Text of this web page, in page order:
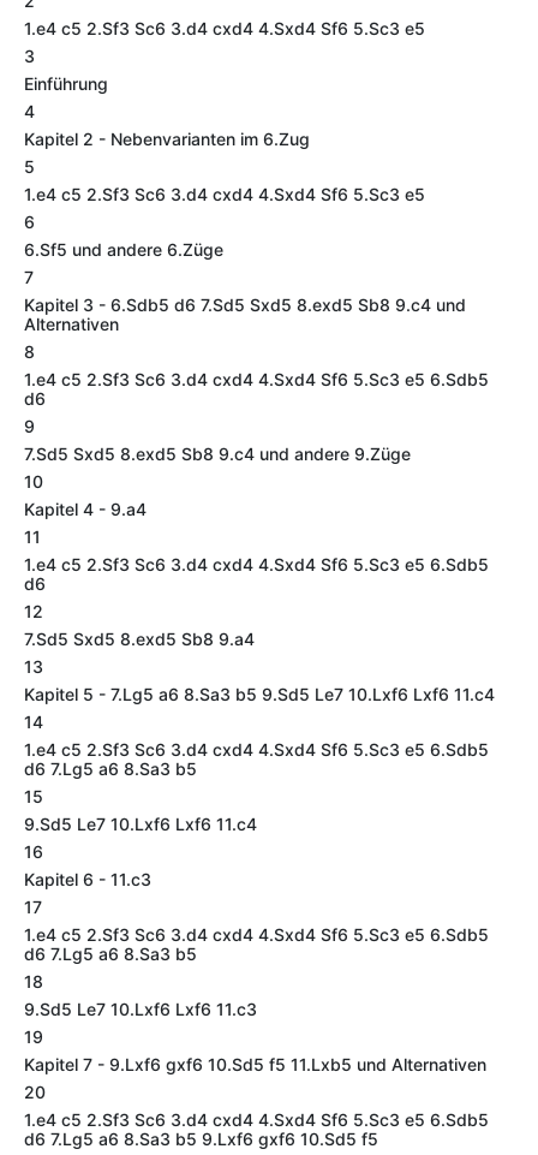
1.e4 c5 2.Sf3 Sc6 3.d4 cxd4 4.Sxd4 Sf6 5.Sc3 e5
3
Einführung
4
Kapitel 2 - Nebenvarianten im 6.Zug
5
1.e4 c5 2.Sf3 Sc6 3.d4 cxd4 4.Sxd4 Sf6 5.Sc3 e5
6
6.Sf5 und andere 6.Züge
7
Kapitel 3 - 6.Sdb5 d6 7.Sd5 Sxd5 8.exd5 Sb8 9.c4 und
Alternativen
8
1.e4 c5 2.Sf3 Sc6 3.d4 cxd4 4.Sxd4 Sf6 5.Sc3 e5 6.Sdb5
d6
9
7.Sd5 Sxd5 8.exd5 Sb8 9.c4 und andere 9.Züge
10
Kapitel 4 - 9.a4
11
1.e4 c5 2.Sf3 Sc6 3.d4 cxd4 4.Sxd4 Sf6 5.Sc3 e5 6.Sdb5
d6
12
7.Sd5 Sxd5 8.exd5 Sb8 9.a4
13
Kapitel 5 - 7.Lg5 a6 8.Sa3 b5 9.Sd5 Le7 10.Lxf6 Lxf6 11.c4
14
1.e4 c5 2.Sf3 Sc6 3.d4 cxd4 4.Sxd4 Sf6 5.Sc3 e5 6.Sdb5
d6 7.Lg5 a6 8.Sa3 b5
15
9.Sd5 Le7 10.Lxf6 Lxf6 11.c4
16
Kapitel 6 - 11.c3
17
1.e4 c5 2.Sf3 Sc6 3.d4 cxd4 4.Sxd4 Sf6 5.Sc3 e5 6.Sdb5
d6 7.Lg5 a6 8.Sa3 b5
18
9.Sd5 Le7 10.Lxf6 Lxf6 11.c3
19
Kapitel 7 - 9.Lxf6 gxf6 10.Sd5 f5 11.Lxb5 und Alternativen
20
1.e4 c5 2.Sf3 Sc6 3.d4 cxd4 4.Sxd4 Sf6 5.Sc3 e5 6.Sdb5
d6 7.Lg5 a6 8.Sa3 b5 9.Lxf6 gxf6 10.Sd5 f5